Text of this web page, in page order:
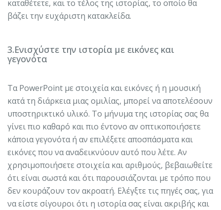
καταθέτετε, και το τέλος της ιστορίας, το οποίο θα
βάζει την ευχάριστη κατακλείδα.
3.Ενισχύστε την ιστορία με εικόνες και
γεγονότα
Τα PowerPoint με στοιχεία και εικόνες ή η μουσική
κατά τη διάρκεια μιας ομιλίας, μπορεί να αποτελέσουν
υποστηρικτικό υλικό. Το μήνυμα της ιστορίας σας θα
γίνει πιο καθαρό και πιο έντονο αν οπτικοποιήσετε
κάποια γεγονότα ή αν επιλέξετε αποσπάσματα και
εικόνες που να αναδεικνύουν αυτό που λέτε. Αν
χρησιμοποιήσετε στοιχεία και αριθμούς, βεβαιωθείτε
ότι είναι σωστά και ότι παρουσιάζονται με τρόπο που
δεν κουράζουν τον ακροατή. Ελέγξτε τις πηγές σας, για
να είστε σίγουροι ότι η ιστορία σας είναι ακριβής και